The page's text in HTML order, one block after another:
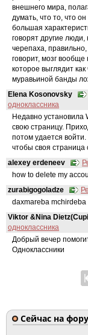
внешнего мира,
думать, что то, что
большая
говорят другие люди,
черепаха, правильно,
говорит, мозг вообще
которое выглядит
муравьиной банды
Elena Kosonovsky
одноклассника
Недавно установила
свою страницу.
потом удается войти.
чтобы своя страница
alexey erdeneev
how to delete my
zurabigogoladze
daxmareba
Viktor &Nina
одноклассника
Добрый вечер
Одноклассники
Сейчас на